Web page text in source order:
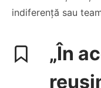
indiferență sau
„În